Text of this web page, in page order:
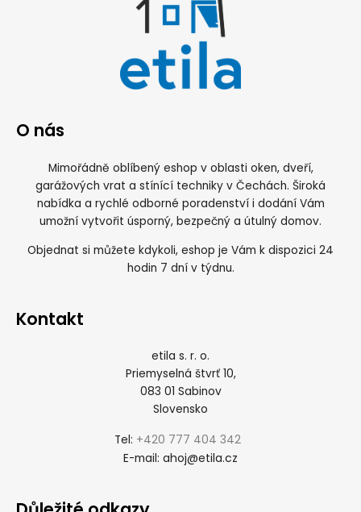
O nás
Mimořádně oblíbený eshop v oblasti oken, dveří,
garážových vrat a stínící techniky v Čechách. Široká
nabídka a rychlé odborné poradenství i dodání Vám
umožní vytvořit úsporný, bezpečný a útulný domov.
Objednat si můžete kdykoli, eshop je Vám k dispozici 24
hodin 7 dní v týdnu.
Kontakt
etila s. r. o.
Priemyselná štvrť 10,
083 01 Sabinov
Slovensko
Tel: +420 777 404 342
E-mail: ahoj@etila.cz